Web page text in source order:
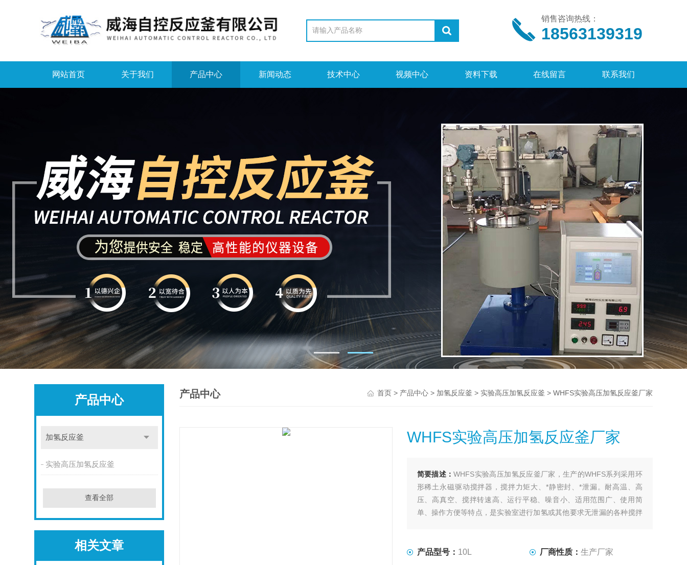
销售咨询热线：
18563139319
网站首页 关于我们 产品中心 新闻动态 技术中心 视频中心 资料下载 在线留言 联系我们
产品中心
加氢反应釜
实验高压加氢反应釜
查看全部
相关文章
产品中心 首页> 产品中心> 加氢反应釜 > 实验高压加氢反应釜 > WHFS实验高压加氢反应釜厂家
WHFS实验高压加氢反应釜厂家
简要描述：WHFS实验高压加氢反应釜厂家，生产的WHFS系列采用环
形稀土永磁驱动搅拌器，搅拌力矩大、*静密封、*泄漏。耐高温、高
压、高真空、搅拌转速高、运行平稳、噪音小、适用范围广、使用简
单、操作方便等特点，是实验室进行加氢或其他要求无泄漏的各种搅拌
产品型号： 10L 厂商性质：生产厂家